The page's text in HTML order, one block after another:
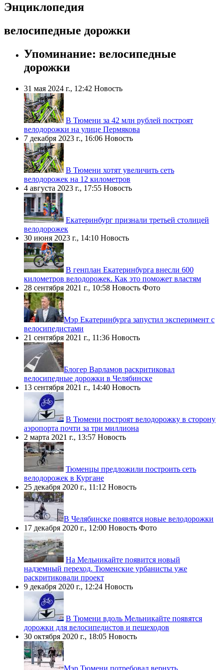
Энциклопедия
велосипедные дорожки
Упоминание: велосипедные
дорожки
31 мая 2024 г., 12:42 Новость
В Тюмени за 42 млн рублей построят
велодорожки на улице Пермякова
7 декабря 2023 г., 16:06 Новость
В Тюмени хотят увеличить сеть
велодорожек на 12 километров
4 августа 2023 г., 17:55 Новость
Екатеринбург признали третьей столицей
велодорожек
30 июня 2023 г., 14:10 Новость
В генплан Екатеринбурга внесли 600
километров велодорожек. Как это поможет властям
28 сентября 2021 г., 10:58 Новость Фото
​Мэр Екатеринбурга запустил эксперимент с
велосипедистами
21 сентября 2021 г., 11:36 Новость
​Блогер Варламов раскритиковал
велосипедные дорожки в Челябинске
13 сентября 2021 г., 14:40 Новость
В Тюмени построят велодорожку в сторону
аэропорта почти за три миллиона
2 марта 2021 г., 13:57 Новость
Тюменцы предложили построить сеть
велодорожек в Кургане
25 декабря 2020 г., 11:12 Новость
​В Челябинске появятся новые велодорожки
17 декабря 2020 г., 12:00 Новость Фото
На Мельникайте появится новый
надземный переход. Тюменские урбанисты уже
раскритиковали проект
9 декабря 2020 г., 12:24 Новость
В Тюмени вдоль Мельникайте появятся
дорожки для велосипедистов и пешеходов
30 октября 2020 г., 18:05 Новость
​Мэр Тюмени потребовал вернуть